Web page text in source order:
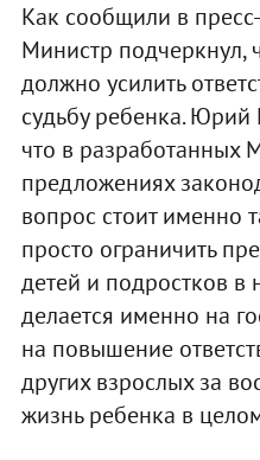
Как сообщили в
Министр подчеркнул,
должно усилить
судьбу ребенка.
что в разработанных
предложениях
вопрос стоит именно
просто ограничить
детей и подростков в
делается именно на
на повышение
других взрослых за
жизнь ребенка в